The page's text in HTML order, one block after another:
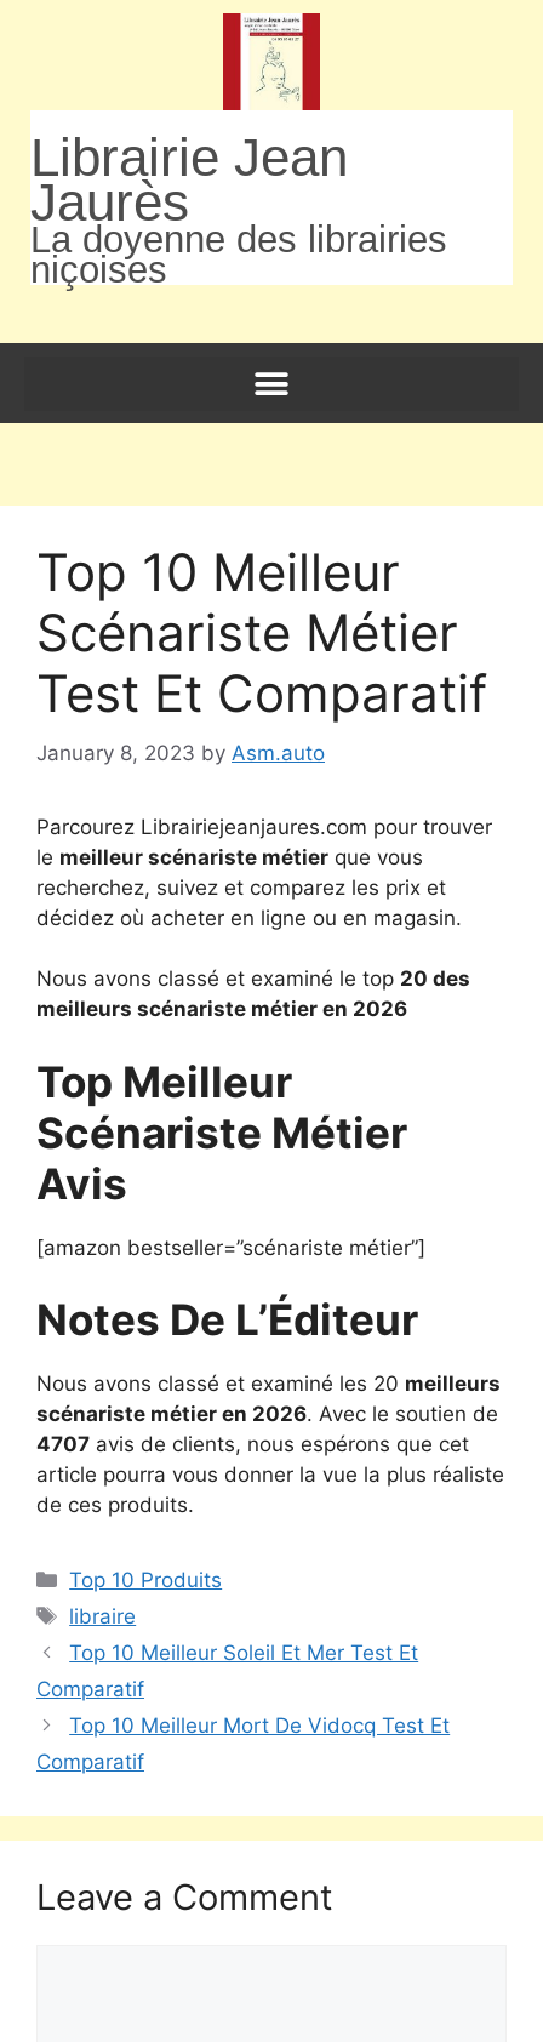
Librairie Jean
Jaurès
La doyenne des librairies
niçoises
Top 10 Meilleur
Scénariste Métier
Test Et Comparatif
January 8, 2023 by Asm.auto
Parcourez Librairiejeanjaures.com pour trouver
le meilleur scénariste métier que vous
recherchez, suivez et comparez les prix et
décidez où acheter en ligne ou en magasin.
Nous avons classé et examiné le top 20 des
meilleurs scénariste métier en 2026
Top Meilleur
Scénariste Métier
Avis
[amazon bestseller=”scénariste métier”]
Notes De L’Éditeur
Nous avons classé et examiné les 20 meilleurs
scénariste métier en 2026. Avec le soutien de
4707 avis de clients, nous espérons que cet
article pourra vous donner la vue la plus réaliste
de ces produits.
Top 10 Produits
libraire
Top 10 Meilleur Soleil Et Mer Test Et
Comparatif
Top 10 Meilleur Mort De Vidocq Test Et
Comparatif
Leave a Comment